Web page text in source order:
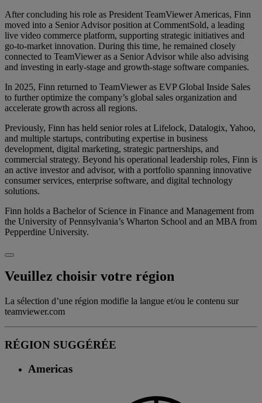
After concluding his role as President TeamViewer Americas, Finn
moved into a Senior Advisor position at CommentSold, a leading
live video commerce platform, supporting strategic initiatives and
go-to-market innovation. During this time, he remained closely
connected to TeamViewer as a Senior Advisor while also advising
and investing in early-stage and growth-stage software companies.
In 2025, Finn returned to TeamViewer as EVP Global Inside Sales
to further optimize the company’s global sales organization and
accelerate growth across all regions.
Previously, Finn has held senior roles at Lifelock, Datalogix, Yahoo,
and multiple startups, contributing expertise in business
development, digital marketing, strategic partnerships, and
commercial strategy. Beyond his operational leadership roles, Finn is
an active investor and advisor, with a portfolio spanning innovative
consumer services, enterprise software, and digital technology
solutions.
Finn holds a Bachelor of Science in Finance and Management from
the University of Pennsylvania’s Wharton School and an MBA from
Pepperdine University.
Veuillez choisir votre région
La sélection d’une région modifie la langue et/ou le contenu sur
teamviewer.com
RÉGION SUGGÉRÉE
Americas